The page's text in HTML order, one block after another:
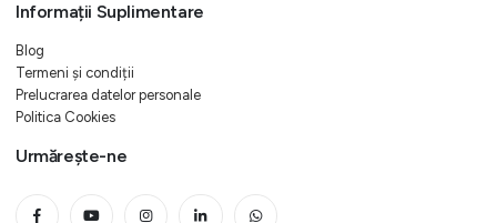
Informații Suplimentare
Blog
Termeni și condiții
Prelucrarea datelor personale
Politica Cookies
Urmărește-ne